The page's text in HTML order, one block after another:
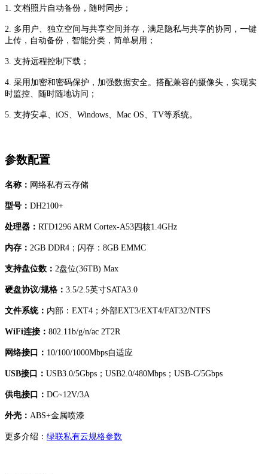
1. 文档照片自动备份，随时同步；
2. 多用户、独立空间与共享空间并存，满足隐私与共享的协同，一键
上传，自动备份，智能分类，简单易用；
3. 支持远程控制下载；
4. 采用加密和密码保护，加强数据安全。搭配兼容的摄像头，实现实
时监控、随时随地访问；
5. 支持安卓、iOS、Windows、Mac OS、TV等系统。
参数配置
名称： 网络私有云存储
型号： DH2100+
处理器： RTD1296 ARM Cortex-A53四核1.4GHz
内存： 2GB DDR4；闪存：8GB EMMC
支持盘位数： 2盘位(36TB) Max
硬盘协议/规格： 3.5/2.5英寸SATA3.0
文件系统： 内部：EXT4；外部EXT3/EXT4/FAT32/NTFS
WiFi连接： 802.11b/g/n/ac 2T2R
网络接口： 10/100/1000Mbps自适应
USB接口： USB3.0/5Gbps；USB2.0/480Mbps；USB-C/5Gbps
供电接口： DC~12V/3A
外壳： ABS+金属喷漆
更多介绍： 绿联私有云规格参数